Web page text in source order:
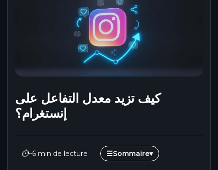
كيف تزيد معدل التفاعل على
إنستغرام؟
⏱~6 min de lecture ☰Sommaire▾